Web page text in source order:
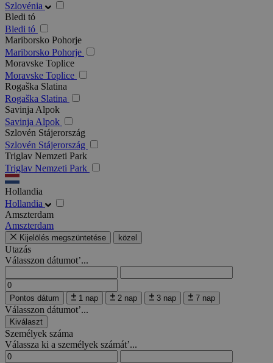
Szlovénia
Bledi tó
Bledi tó
Mariborsko Pohorje
Mariborsko Pohorje
Moravske Toplice
Moravske Toplice
Rogaška Slatina
Rogaška Slatina
Savinja Alpok
Savinja Alpok
Szlovén Stájerország
Szlovén Stájerország
Triglav Nemzeti Park
Triglav Nemzeti Park
Hollandia
Hollandia
Amszterdam
Amszterdam
Kijelölés megszüntetése közel
Utazás
Válasszon dátumot’...
Pontos dátum 1 nap 2 nap 3 nap 7 nap
Válasszon dátumot’...
Kiválaszt
Személyek száma
Válassza ki a személyek számát’...